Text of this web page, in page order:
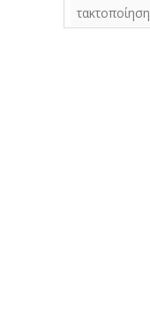
τακτοποίηση